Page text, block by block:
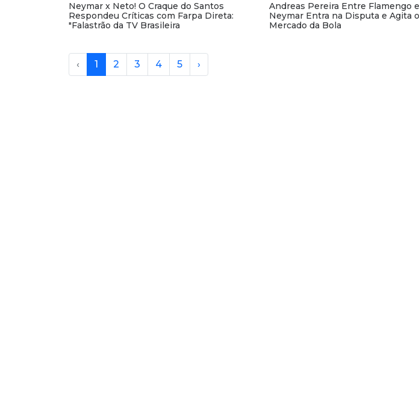
Neymar x Neto! O Craque do Santos
Respondeu Críticas com Farpa Direta:
"Falastrão da TV Brasileira
Andreas Pereira Entre Flamengo
Neymar Entra na Disputa e Agita o
Mercado da Bola
‹ 1 2 3 4 5 ›